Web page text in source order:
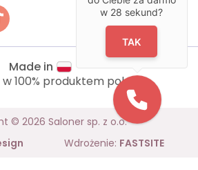
Made in
100% produktem polskim.
© 2026 Saloner sp. z o.o.
Wdrożenie: FASTSITE
w 28 sekund?
TAK